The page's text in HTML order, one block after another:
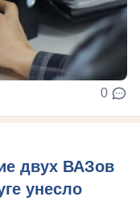
0
двух ВАЗов
унесло